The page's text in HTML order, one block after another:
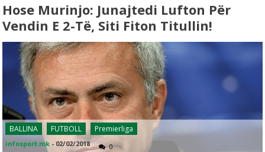
Hose Murinjo: Junajtedi Lufton Për
Vendin E 2-Të, Siti Fiton Titullin!
BALLINA FUTBOLL Premierliga
infosport.mk - 02/02/2018 0